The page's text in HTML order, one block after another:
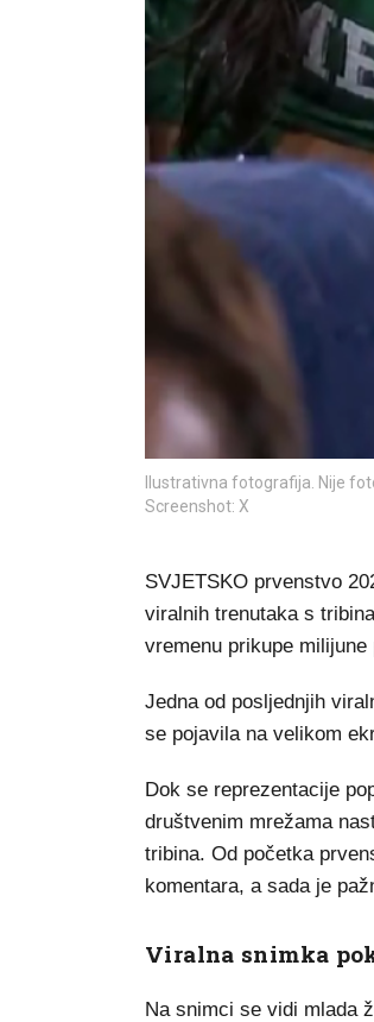
Ilustrativna fotografija. Nije
Screenshot: X
SVJETSKO prvenstvo
viralnih trenutaka s
vremenu prikupe
Jedna od posljednjih
se pojavila na velikom
Dok se reprezentacije
društvenim mrežama
tribina. Od početka
komentara, a sada je
Viralna snimka
Na snimci se vidi mlada